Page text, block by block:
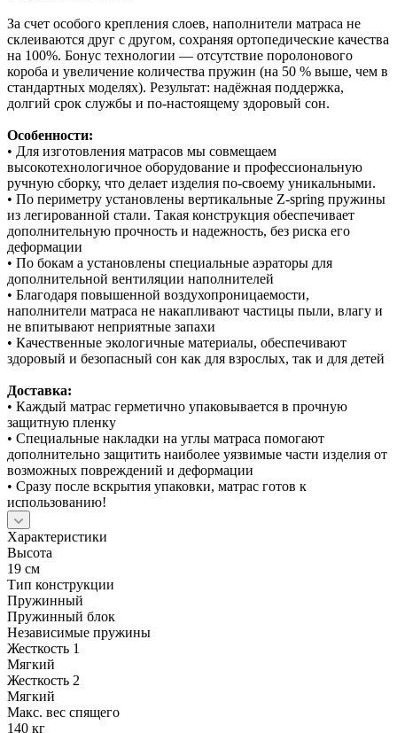
За счет особого крепления слоев, наполнители матраса не
склеиваются друг с другом, сохраняя ортопедические качества
на 100%. Бонус технологии — отсутствие поролонового
короба и увеличение количества пружин (на 50 % выше, чем в
стандартных моделях). Результат: надёжная поддержка,
долгий срок службы и по‑настоящему здоровый сон.
Особенности:
• Для изготовления матрасов мы совмещаем
высокотехнологичное оборудование и профессиональную
ручную сборку, что делает изделия по-своему уникальными.
• По периметру установлены вертикальные Z-spring пружины
из легированной стали. Такая конструкция обеспечивает
дополнительную прочность и надежность, без риска его
деформации
• По бокам а установлены специальные аэраторы для
дополнительной вентиляции наполнителей
• Благодаря повышенной воздухопроницаемости,
наполнители матраса не накапливают частицы пыли, влагу и
не впитывают неприятные запахи
• Качественные экологичные материалы, обеспечивают
здоровый и безопасный сон как для взрослых, так и для детей
Доставка:
• Каждый матрас герметично упаковывается в прочную
защитную пленку
• Специальные накладки на углы матраса помогают
дополнительно защитить наиболее уязвимые части изделия от
возможных повреждений и деформации
• Сразу после вскрытия упаковки, матрас готов к
использованию!
Характеристики
Высота
19 см
Тип конструкции
Пружинный
Пружинный блок
Независимые пружины
Жесткость 1
Мягкий
Жесткость 2
Мягкий
Макс. вес спящего
140 кг